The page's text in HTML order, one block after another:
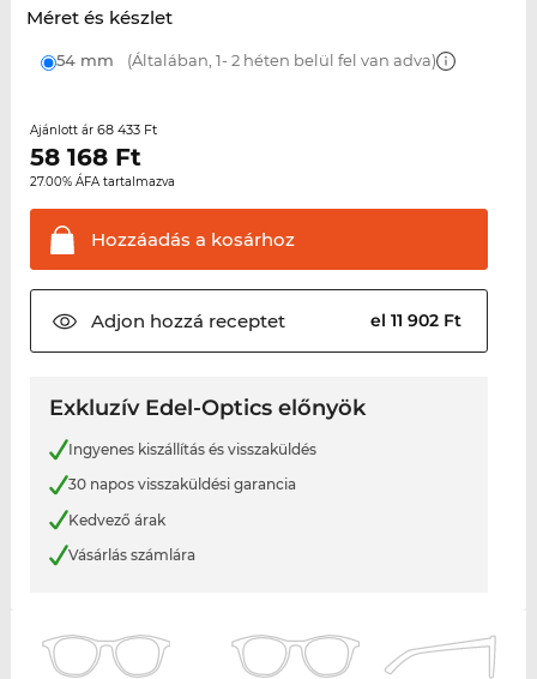
Méret és készlet
54 mm (Általában, 1- 2 héten belül fel van adva)
Ajánlott ár 68 433 Ft
58 168Ft
27.00% ÁFA tartalmazva
Hozzáadás a kosárhoz
Adjon hozzá receptet el 11 902 Ft
Exkluzív Edel-Optics előnyök
Ingyenes kiszállítás és visszaküldés
30 napos visszaküldési garancia
Kedvező árak
Vásárlás számlára